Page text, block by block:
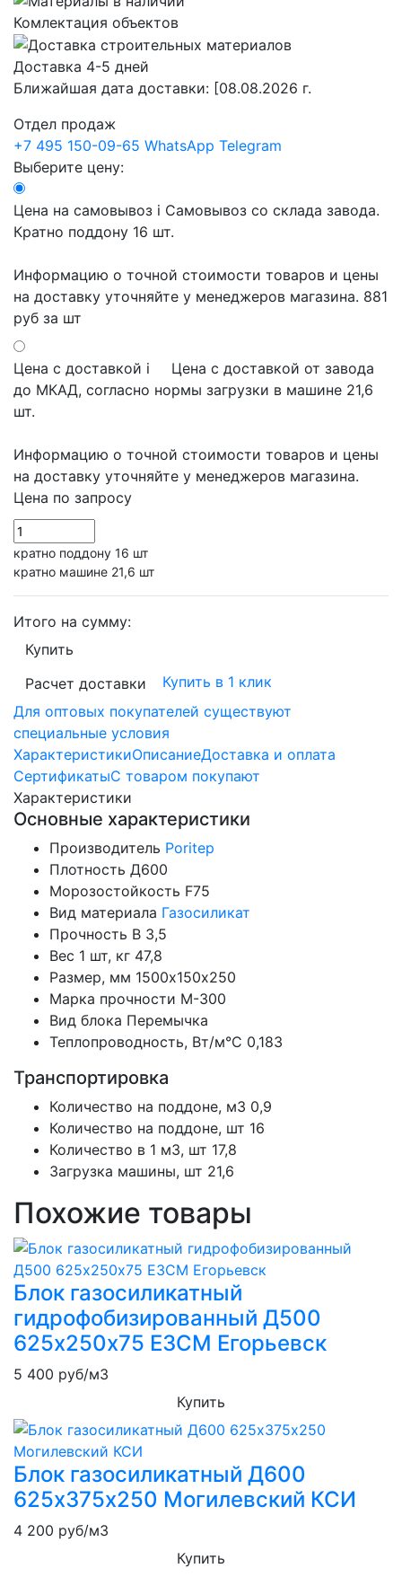
Комлектация объектов
Доставка 4-5 дней
Ближайшая дата доставки: [08.08.2026 г.
Отдел продаж
+7 495 150-09-65 WhatsApp Telegram
Выберите цену:
Цена на самовывоз i Самовывоз со склада завода.
Кратно поддону 16 шт.
Информацию о точной стоимости товаров и цены
на доставку уточняйте у менеджеров магазина. 881
руб за шт
Цена с доставкой i
Цена с доставкой от завода
до МКАД, согласно нормы загрузки в машине 21,6
шт.
Информацию о точной стоимости товаров и цены
на доставку уточняйте у менеджеров магазина.
Цена по запросу
кратно поддону 16 шт
кратно машине 21,6 шт
Итого на сумму:
Купить
Расчет доставки
Купить в 1 клик
Для оптовых покупателей существуют
специальные условия
ХарактеристикиОписаниеДоставка и оплата
СертификатыС товаром покупают
Характеристики
Основные характеристики
Производитель Poritep
Плотность Д600
Морозостойкость F75
Вид материала Газосиликат
Прочность B 3,5
Вес 1 шт, кг 47,8
Размер, мм 1500х150х250
Марка прочности М-300
Вид блока Перемычка
Теплопроводность, Вт/м°С 0,183
Транспортировка
Количество на поддоне, м3 0,9
Количество на поддоне, шт 16
Количество в 1 м3, шт 17,8
Загрузка машины, шт 21,6
Похожие товары
Блок газосиликатный
гидрофобизированный Д500
625х250х75 ЕЗСМ Егорьевск
5 400 руб/м3
Купить
Блок газосиликатный Д600
625х375х250 Могилевский КСИ
4 200 руб/м3
Купить